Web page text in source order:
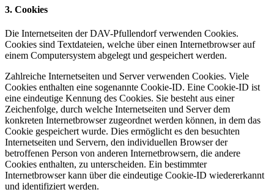
3. Cookies
Die Internetseiten der DAV-Pfullendorf verwenden Cookies.
Cookies sind Textdateien, welche über einen Internetbrowser auf
einem Computersystem abgelegt und gespeichert werden.
Zahlreiche Internetseiten und Server verwenden Cookies. Viele
Cookies enthalten eine sogenannte Cookie-ID. Eine Cookie-ID ist
eine eindeutige Kennung des Cookies. Sie besteht aus einer
Zeichenfolge, durch welche Internetseiten und Server dem
konkreten Internetbrowser zugeordnet werden können, in dem das
Cookie gespeichert wurde. Dies ermöglicht es den besuchten
Internetseiten und Servern, den individuellen Browser der
betroffenen Person von anderen Internetbrowsern, die andere
Cookies enthalten, zu unterscheiden. Ein bestimmter
Internetbrowser kann über die eindeutige Cookie-ID wiedererkannt
und identifiziert werden.